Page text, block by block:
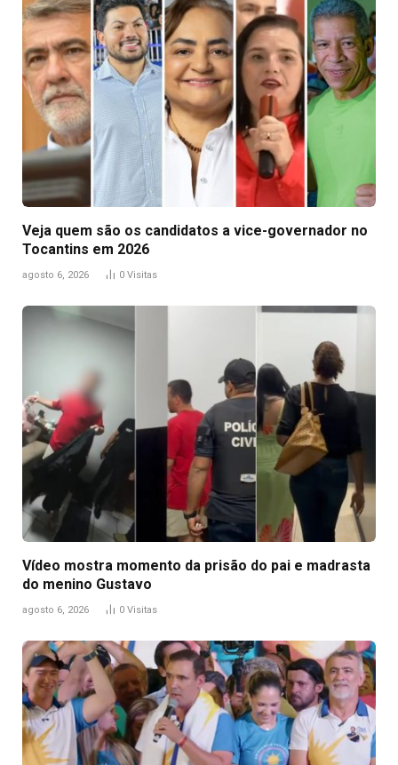
Veja quem são os candidatos a vice-governador no
Tocantins em 2026
agosto 6, 2026 0 Visitas
Vídeo mostra momento da prisão do pai e madrasta
do menino Gustavo
agosto 6, 2026 0 Visitas